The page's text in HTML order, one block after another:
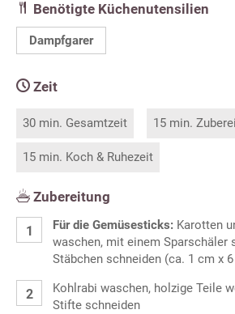
Benötigte Küchenutensilien
Dampfgarer
Zeit
30 min. Gesamtzeit 15 min.
15 min. Koch & Ruhezeit
Zubereitung
Für die Gemüsesticks: Karotten
waschen, mit einem Sparschäler
Stäbchen schneiden (ca. 1 cm x
Kohlrabi waschen, holzige Teile
Stifte schneiden